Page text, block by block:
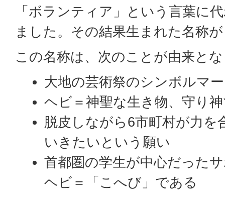
「ボランティア」という言葉に
ました。その結果生まれた名称
この名称は、次のことが由来と
大地の芸術祭のシンボルマ
ヘビ＝神聖な生き物、守り
脱皮しながら6市町村が力を
いきたいという願い
首都圏の学生が中心だった
ヘビ＝「こへび」である